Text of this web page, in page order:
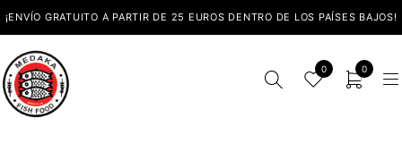
¡ENVÍO GRATUITO A PARTIR DE 25 EUROS DENTRO DE LOS PAÍSES BAJOS!
0 0